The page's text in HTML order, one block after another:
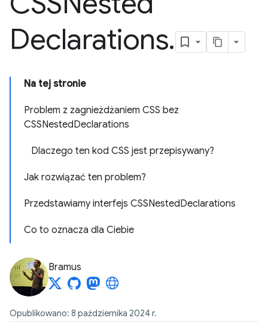
Declarations.
Na tej stronie
Problem z zagnieżdżaniem CSS bez
CSSNestedDeclarations
Dlaczego ten kod CSS jest przepisywany?
Jak rozwiązać ten problem?
Przedstawiamy interfejs CSSNestedDeclarations
Co to oznacza dla Ciebie
Bramus
Opublikowano: 8 października 2024 r.